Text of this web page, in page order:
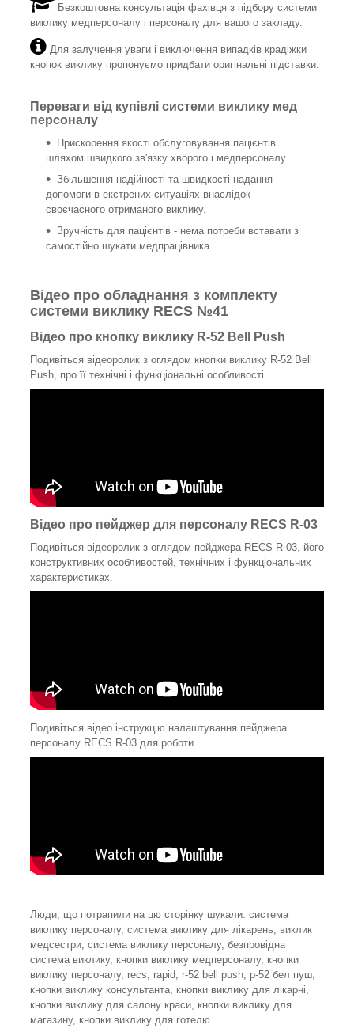
Безкоштовна консультація фахівця з підбору системи
виклику медперсоналу і персоналу для вашого закладу.
Для залучення уваги і виключення випадків крадіжки
кнопок виклику пропонуємо придбати оригінальні підставки.
Переваги від купівлі системи виклику мед
персоналу
Прискорення якості обслуговування пацієнтів
шляхом швидкого зв'язку хворого і медперсоналу.
Збільшення надійності та швидкості надання
допомоги в екстрених ситуаціях внаслідок
своєчасного отриманого виклику.
Зручність для пацієнтів - нема потреби вставати з
самостійно шукати медпрацівника.
Відео про обладнання з комплекту
системи виклику RECS №41
Відео про кнопку виклику R-52 Bell Push
Подивіться відеоролик з оглядом кнопки виклику R-52 Bell
Push, про її технічні і функціональні особливості.
Відео про пейджер для персоналу RECS R-03
Подивіться відеоролик з оглядом пейджера RECS R-03, його
конструктивних особливостей, технічних і функціональних
характеристиках.
Подивіться відео інструкцію налаштування пейджера
персоналу RECS R-03 для роботи.
Люди, що потрапили на цю сторінку шукали: система
виклику персоналу, система виклику для лікарень, виклик
медсестри, система виклику персоналу, безпровідна
система виклику, кнопки виклику медперсоналу, кнопки
виклику персоналу, recs, rapid, r-52 bell push, р-52 бел пуш,
кнопки виклику консультанта, кнопки виклику для лікарні,
кнопки виклику для салону краси, кнопки виклику для
магазину, кнопки виклику для готелю.